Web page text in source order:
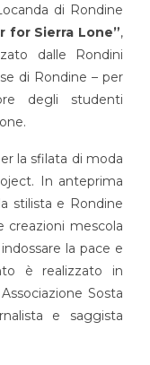
di Rondine
for Sierra Lone”,
dalle Rondini
di Rondine – per
degli studenti
la sfilata di moda
In anteprima
stilista e Rondine
creazioni mescola
la pace e
è realizzato in
Sosta
e saggista